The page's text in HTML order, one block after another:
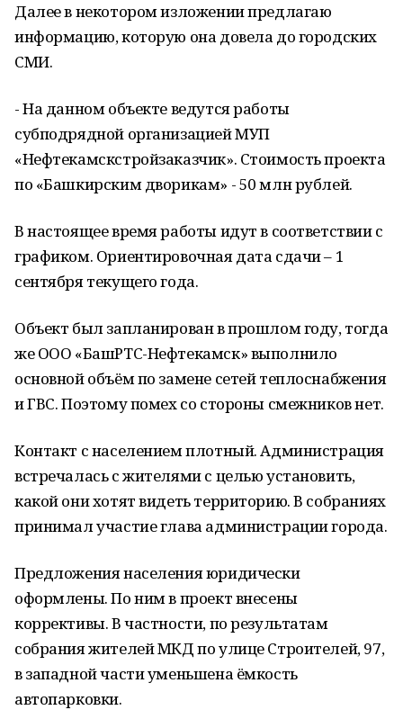
Далее в некотором изложении предлагаю
информацию, которую она довела до городских
СМИ.
- На данном объекте ведутся работы
субподрядной организацией МУП
«Нефтекамскстройзаказчик». Стоимость проекта
по «Башкирским дворикам» - 50 млн рублей.
В настоящее время работы идут в соответствии с
графиком. Ориентировочная дата сдачи – 1
сентября текущего года.
Объект был запланирован в прошлом году, тогда
же ООО «БашРТС-Нефтекамск» выполнило
основной объём по замене сетей теплоснабжения
и ГВС. Поэтому помех со стороны смежников нет.
Контакт с населением плотный. Администрация
встречалась с жителями с целью установить,
какой они хотят видеть территорию. В собраниях
принимал участие глава администрации города.
Предложения населения юридически
оформлены. По ним в проект внесены
коррективы. В частности, по результатам
собрания жителей МКД по улице Строителей, 97,
в западной части уменьшена ёмкость
автопарковки.